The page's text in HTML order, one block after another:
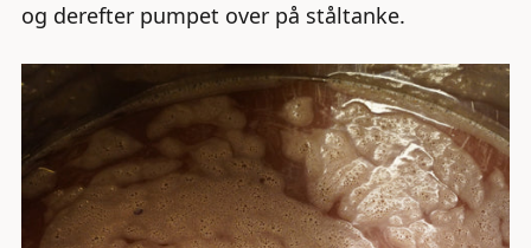
og derefter pumpet over på ståltanke.